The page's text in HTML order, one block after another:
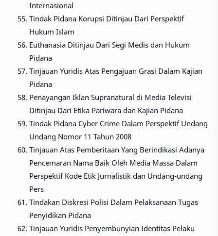
Internasional
Tindak Pidana Korupsi Ditinjau Dari Perspektif
Hukum Islam
Euthanasia Ditinjau Dari Segi Medis dan Hukum
Pidana
Tinjauan Yuridis Atas Pengajuan Grasi Dalam Kajian
Pidana
Penayangan Iklan Supranatural di Media Televisi
Ditinjau Dari Etika Pariwara dan Kajian Pidana
Tindak Pidana Cyber Crime Dalam Perspektif Undang
Undang Nomor 11 Tahun 2008
Tinjauan Atas Pemberitaan Yang Berindikasi Adanya
Pencemaran Nama Baik Oleh Media Massa Dalam
Perspektif Kode Etik Jurnalistik dan Undang-undang
Pers
Tindakan Diskresi Polisi Dalam Pelaksanaan Tugas
Penyidikan Pidana
Tinjauan Yuridis Penyembunyian Identitas Pelaku